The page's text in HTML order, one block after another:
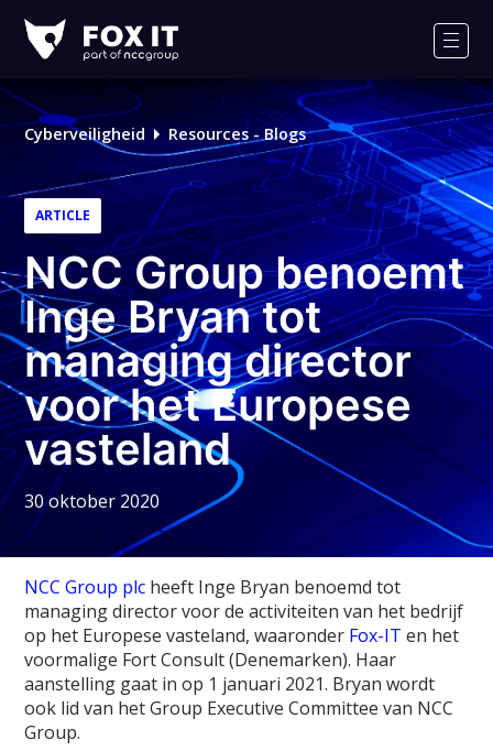
IT
Cyberveiligheid Resources - Blogs
ARTICLE
NCC Group benoemt
Inge Bryan tot
managing director
voor het Europese
vasteland
30 oktober 2020
NCC Group plc heeft Inge Bryan benoemd tot
managing director voor de activiteiten van het bedrijf
op het Europese vasteland, waaronder Fox-IT en het
voormalige Fort Consult (Denemarken). Haar
aanstelling gaat in op 1 januari 2021. Bryan wordt
ook lid van het Group Executive Committee van NCC
Group.